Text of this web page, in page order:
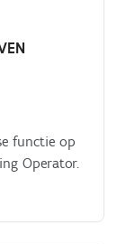
functie op
Operator.